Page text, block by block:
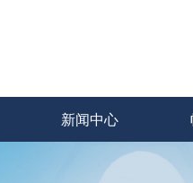
新闻中心